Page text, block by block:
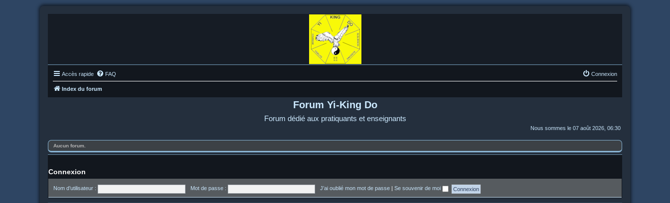
Accès rapide FAQ Connexion
Index du forum
Forum Yi-King Do
Forum dédié aux pratiquants et enseignants
Nous sommes le 07 août 2026, 06:30
Aucun forum.
Connexion
Nom d’utilisateur : Mot de passe : J’ai oublié mon mot de passe Se souvenir de moi